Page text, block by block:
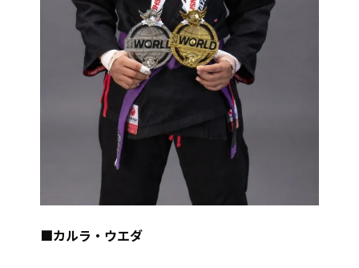
■カルラ・ウエダ